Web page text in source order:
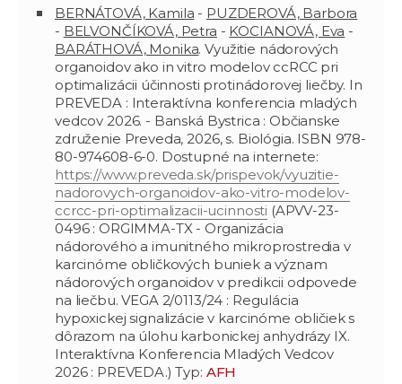
BERNÁTOVÁ, Kamila - PUZDEROVÁ, Barbora
- BELVONČÍKOVÁ, Petra - KOCIANOVÁ, Eva -
BARÁTHOVÁ, Monika. Využitie nádorových
organoidov ako in vitro modelov ccRCC pri
optimalizácii účinnosti protinádorovej liečby. In
PREVEDA : Interaktívna konferencia mladých
vedcov 2026. - Banská Bystrica : Občianske
združenie Preveda, 2026, s. Biológia. ISBN 978-
80-974608-6-0. Dostupné na internete:
https://www.preveda.sk/prispevok/vyuzitie-
nadorovych-organoidov-ako-vitro-modelov-
ccrcc-pri-optimalizacii-ucinnosti (APVV-23-
0496 : ORGIMMA-TX - Organizácia
nádorového a imunitného mikroprostredia v
karcinóme obličkových buniek a význam
nádorových organoidov v predikcii odpovede
na liečbu. VEGA 2/0113/24 : Regulácia
hypoxickej signalizácie v karcinóme obličiek s
dôrazom na úlohu karbonickej anhydrázy IX.
Interaktívna Konferencia Mladých Vedcov
2026 : PREVEDA.) Typ: AFH